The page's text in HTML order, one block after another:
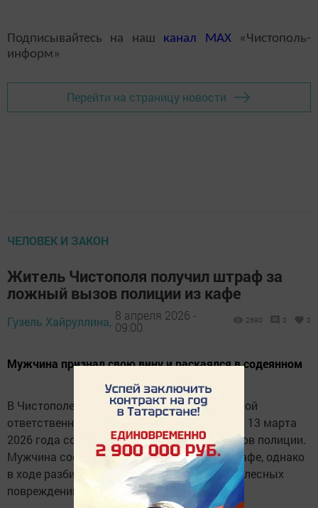
Подписывайтесь на наш канал MAX«Чистополь-
информ»
Перейти на страницу новости
ЧЕЛОВЕК И ЗАКОН
Житель Чистополя получил штраф за
ложный вызов полиции из кафе
Гузель Хайруллина, 8 апреля 2026 -
09:00
2690 0 0
Мужчина признал свою вину и раскаялся в содеянном
В Чистополе суд привлёк к административной
ответственности местного жителя, который 13 марта
2026 года совершил заведомо ложный вызов полиции.
Мужчина сообщил, что его избила охрана кафе, однако
в ходе разбирательства выяснилось, что телесных
повреждений ему никто не наносил.